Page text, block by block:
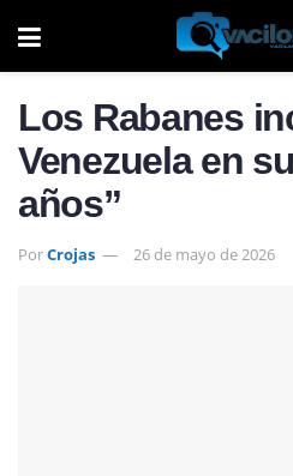
Los Rabanes
Venezuela en
años”
PorCrojas 26 de mayo de 2026